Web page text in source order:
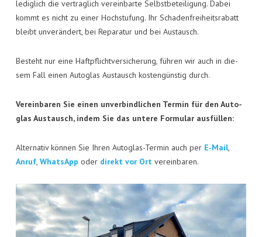
VISI­TEN­KAR­TE
JOBS
ledig­lich die ver­trag­lich ver­ein­bar­te Selbst­be­tei­li­gung. Dabei
kommt es nicht zu einer Hoch­stu­fung. Ihr Scha­den­frei­heits­ra­batt
bleibt unver­än­dert, bei Repa­ra­tur und bei Austausch.
Besteht nur eine Haft­pflicht­ver­si­che­rung, füh­ren wir auch in die­
sem Fall einen Auto­glas Aus­tausch kos­ten­güns­tig durch.
Ver­ein­ba­ren Sie einen unver­bind­li­chen Ter­min für den Auto­
glas Aus­tausch, indem Sie das unte­re For­mu­lar ausfüllen:
Alter­na­tiv kön­nen Sie Ihren Auto­glas-Ter­min auch per E‑Mail,
Anruf, Whats­App oder direkt vor Ortvereinbaren.